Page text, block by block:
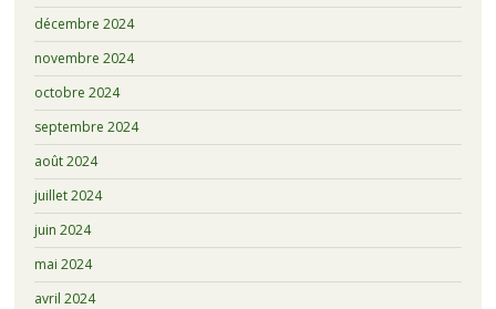
décembre 2024
novembre 2024
octobre 2024
septembre 2024
août 2024
juillet 2024
juin 2024
mai 2024
avril 2024